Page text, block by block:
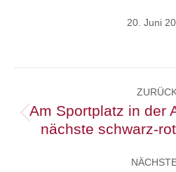
20. Juni
Am Sportplatz in der
nächste schwarz-